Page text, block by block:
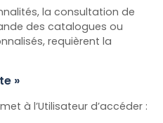
la consultation de
des catalogues ou
requièrent la
»
à l’Utilisateur d’accéder :